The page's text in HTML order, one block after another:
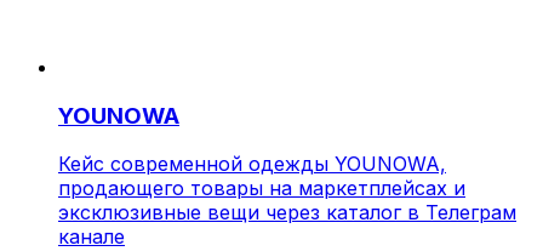
YOUNOWA
Кейс современной одежды YOUNOWA,
продающего товары на маркетплейсах и
эксклюзивные вещи через каталог в Телеграм
канале